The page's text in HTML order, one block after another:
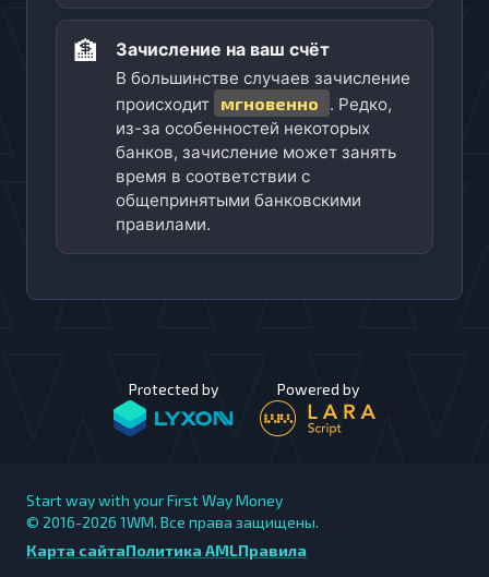
🏦
Зачисление на ваш счёт
В большинстве случаев зачисление
происходит мгновенно
. Редко,
из-за особенностей некоторых
банков, зачисление может занять
время в соответствии с
общепринятыми банковскими
правилами.
Protected by Powered by
Start way with your First Way Money
© 2016-2026 1WM. Все права защищены.
Карта сайтаПолитика AMLПравила